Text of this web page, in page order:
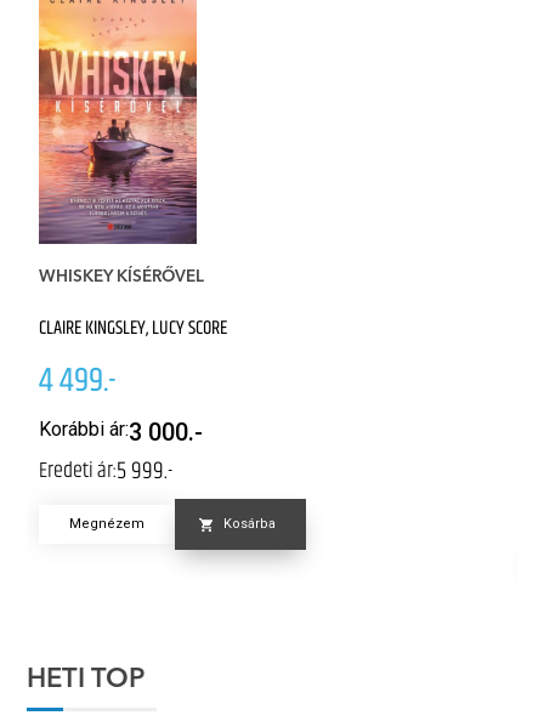
WHISKEY KÍSÉRŐVEL
CLAIRE KINGSLEY, LUCY SCORE
4 499.-
Korábbi ár:3 000.-
Eredeti ár:5 999.-
Megnézem Kosárba
HETI TOP